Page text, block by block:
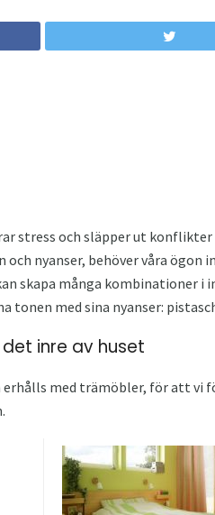
stress och släpper ut
nyanser, behöver våra ögon
skapa många kombinationer i
tonen med sina nyanser:
inre av huset
med trämöbler, för att vi